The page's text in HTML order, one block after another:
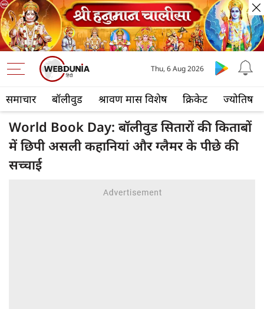
समाचार बॉलीवुड श्रावण मास विशेष क्रिकेट ज्योतिष
Thu, 6 Aug 2026
World Book Day: बॉलीवुड सितारों की किताबों
में छिपी असली कहानियां और ग्लैमर के पीछे की
सच्चाई